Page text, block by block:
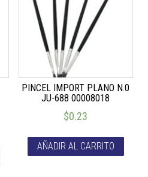
PINCEL IMPORT PLANO N.0
JU-688 00008018
$0.23
AÑADIR AL CARRITO